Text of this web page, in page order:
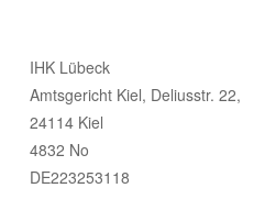
IHK Lübeck
Amtsgericht Kiel, Deliusstr. 22,
24114 Kiel
4832 No
DE223253118